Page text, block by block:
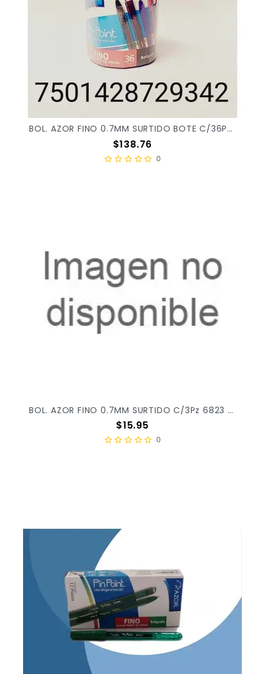
BOL. AZOR FINO 0.7MM SURTIDO BOTE C/36PZ 6810BCS X/6
Precio
$138.76
0
BOL. AZOR FINO 0.7MM SURTIDO C/3Pz 6823 X/48
Precio
$15.95
0